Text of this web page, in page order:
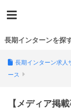
長期インターンを探
長期インターン求人
ース
【メディア掲